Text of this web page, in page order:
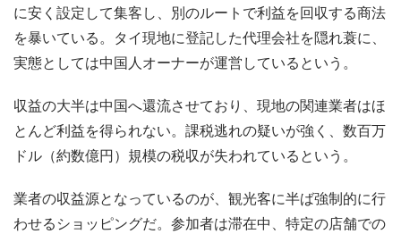
に安く設定して集客し、別のルートで利益を回収する商法
を暴いている。タイ現地に登記した代理会社を隠れ蓑に、
実態としては中国人オーナーが運営しているという。
収益の大半は中国へ還流させており、現地の関連業者はほ
とんど利益を得られない。課税逃れの疑いが強く、数百万
ドル（約数億円）規模の税収が失われているという。
業者の収益源となっているのが、観光客に半ば強制的に行
わせるショッピングだ。参加者は滞在中、特定の店舗での